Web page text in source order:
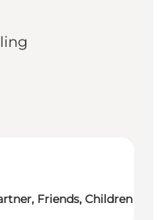
Friends, Children